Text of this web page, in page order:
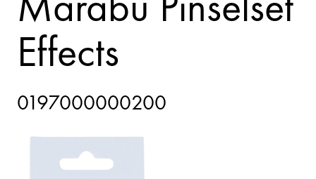
Marabu Pinselset
Effects
0197000000200